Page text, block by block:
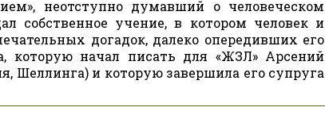
неотступно думавший о человеческом
собственное учение, в котором человек и
догадок, далеко опередивших его
которую начал писать для «ЖЗЛ» Арсений
Шеллинга) и которую завершила его супруга